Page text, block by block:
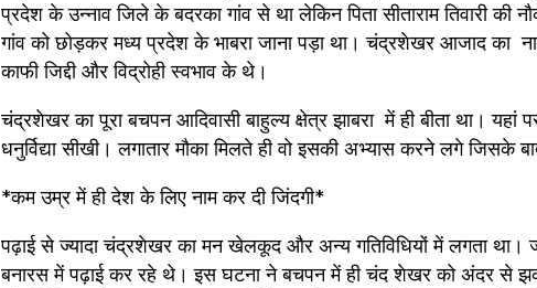
प्रदेश के उन्नाव जिले के बदरका गांव से था लेकिन पिता सीताराम तिवारी
गांव को छोड़कर मध्य प्रदेश के भाबरा जाना पड़ा था। चंद्रशेखर आजाद का
काफी जिद्दी और विद्रोही स्वभाव के थे।
चंद्रशेखर का पूरा बचपन आदिवासी बाहुल्य क्षेत्र झाबरा  में ही बीता था। यहां
धनुर्विद्या सीखी। लगातार मौका मिलते ही वो इसकी अभ्यास करने लगे जिसके
*कम उम्र में ही देश के लिए नाम कर दी जिंदगी*
पढ़ाई से ज्यादा चंद्रशेखर का मन खेलकूद और अन्य गतिविधियों में लगता था।
बनारस में पढ़ाई कर रहे थे। इस घटना ने बचपन में ही चंद शेखर को अंदर से